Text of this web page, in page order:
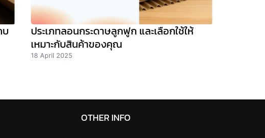
บ
ประเภทลอนกระดาษลูกฟูก และเลือกใช้ให้
เหมาะกับสินค้าของคุณ
18 April 2025
OTHER INFO